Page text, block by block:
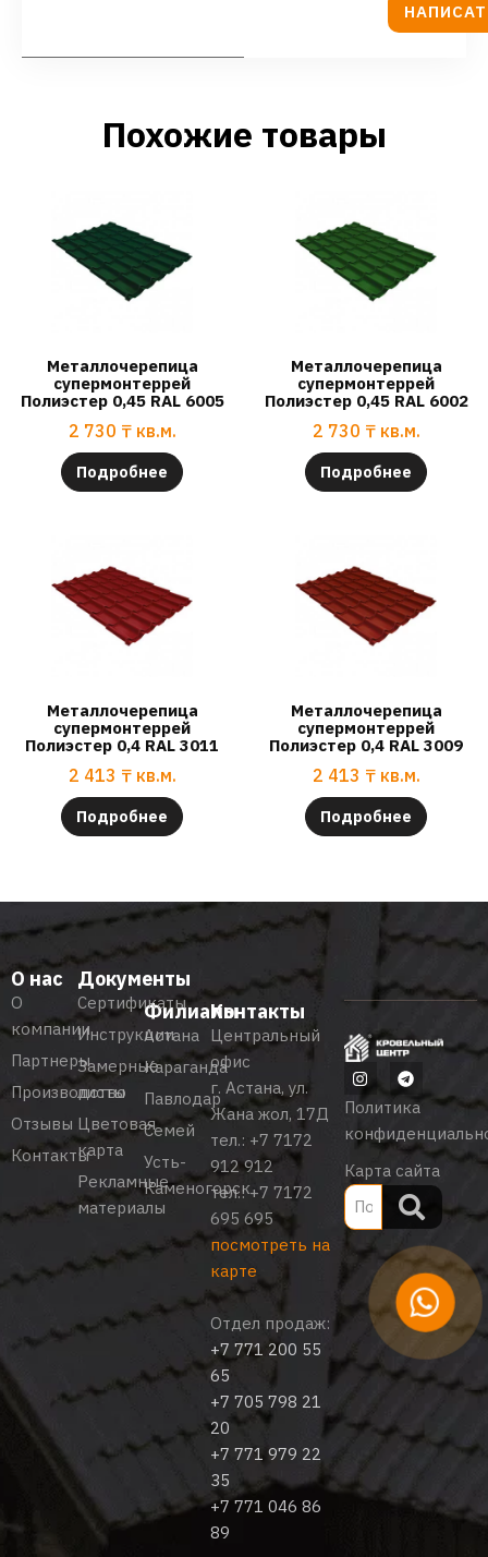
Похожие товары
Металлочерепица
супермонтеррей
Полиэстер 0,45 RAL 6005
2 730 ₸ кв.м.
Подробнее
Металлочерепица
супермонтеррей
Полиэстер 0,45 RAL 6002
2 730 ₸ кв.м.
Подробнее
Металлочерепица
супермонтеррей
Полиэстер 0,4 RAL 3011
2 413 ₸ кв.м.
Подробнее
Металлочерепица
супермонтеррей
Полиэстер 0,4 RAL 3009
2 413 ₸ кв.м.
Подробнее
О нас
О
компании
Партнеры
Производство
Отзывы
Контакты
Документы
Сертификаты
Инструкции
Замерные
листы
Цветовая
карта
Рекламные
материалы
Филиалы
Астана
Караганда
Павлодар
Семей
Усть-
Каменогорск
Контакты
Центральный
офис
г. Астана, ул.
Жана жол, 17Д
тел.: +7 7172
912 912
тел.:+7 7172
695 695
посмотреть на
карте
Отдел продаж:
+7 771 200 55
65
+7 705 798 21
20
+7 771 979 22
35
+7 771 046 86
89
Политика
Карта сайта